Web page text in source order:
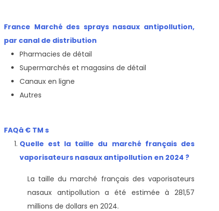
France Marché des sprays nasaux antipollution,
par canal de distribution
Pharmacies de détail
Supermarchés et magasins de détail
Canaux en ligne
Autres
FAQâ € TM s
Quelle est la taille du marché français des
vaporisateurs nasaux antipollution en 2024 ?
La taille du marché français des vaporisateurs
nasaux antipollution a été estimée à 281,57
millions de dollars en 2024.